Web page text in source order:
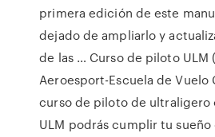
primera edición de este
dejado de ampliarlo y
de las … Curso de piloto ULM
Aeroesport-Escuela de Vuelo
curso de piloto de ultraligero
ULM podrás cumplir tu